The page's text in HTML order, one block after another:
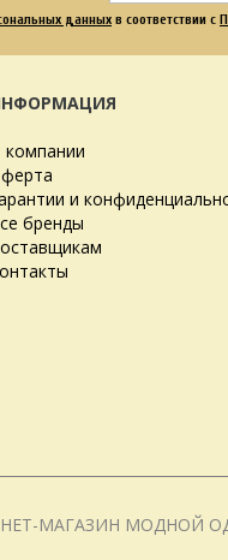
данных в соответствии с
и
бренды
МАГАЗИН МОДНОЙ